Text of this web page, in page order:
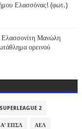
Ελασσόνας! (φωτ.)
Ελασσονίτη Μανώλη
ορεινού
SUPERLEAGUE 2
Α' ΕΠΣΛ ΑΕΛ